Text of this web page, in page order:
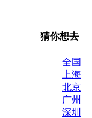
猜你想去
全国
上海
北京
广州
深圳